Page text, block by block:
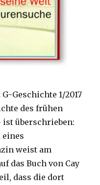
Geschichte 1/2017
des frühen
überschrieben:
eines
weist am
das Buch von Cay
dass die dort